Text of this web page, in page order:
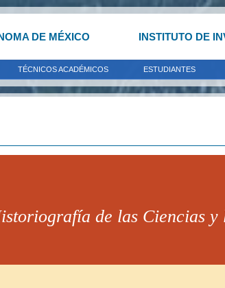
DE MÉXICO INSTITUTO DE
TÉCNICOS ACADÉMICOS ESTUDIANTES
de las Ciencias y